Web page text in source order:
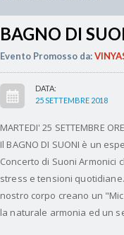
BAGNO DI
Evento Promosso da:
DATA:
25 SETTEMBRE 2018
MARTEDI' 25 SETTEMBRE
Il BAGNO DI SUONI è un
Concerto di Suoni Armonici
stress e tensioni
nostro corpo creano un
la naturale armonia ed un